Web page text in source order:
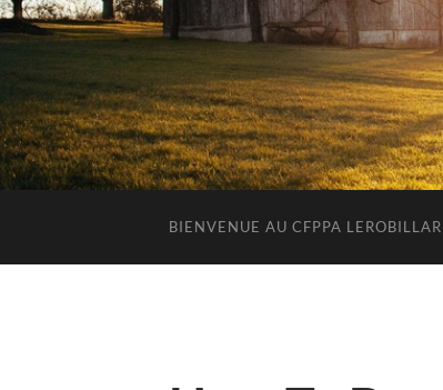
BIENVENUE AU CFPPA